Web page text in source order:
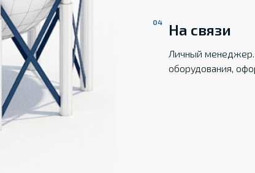
На связи
Личный менеджер.
оборудования,